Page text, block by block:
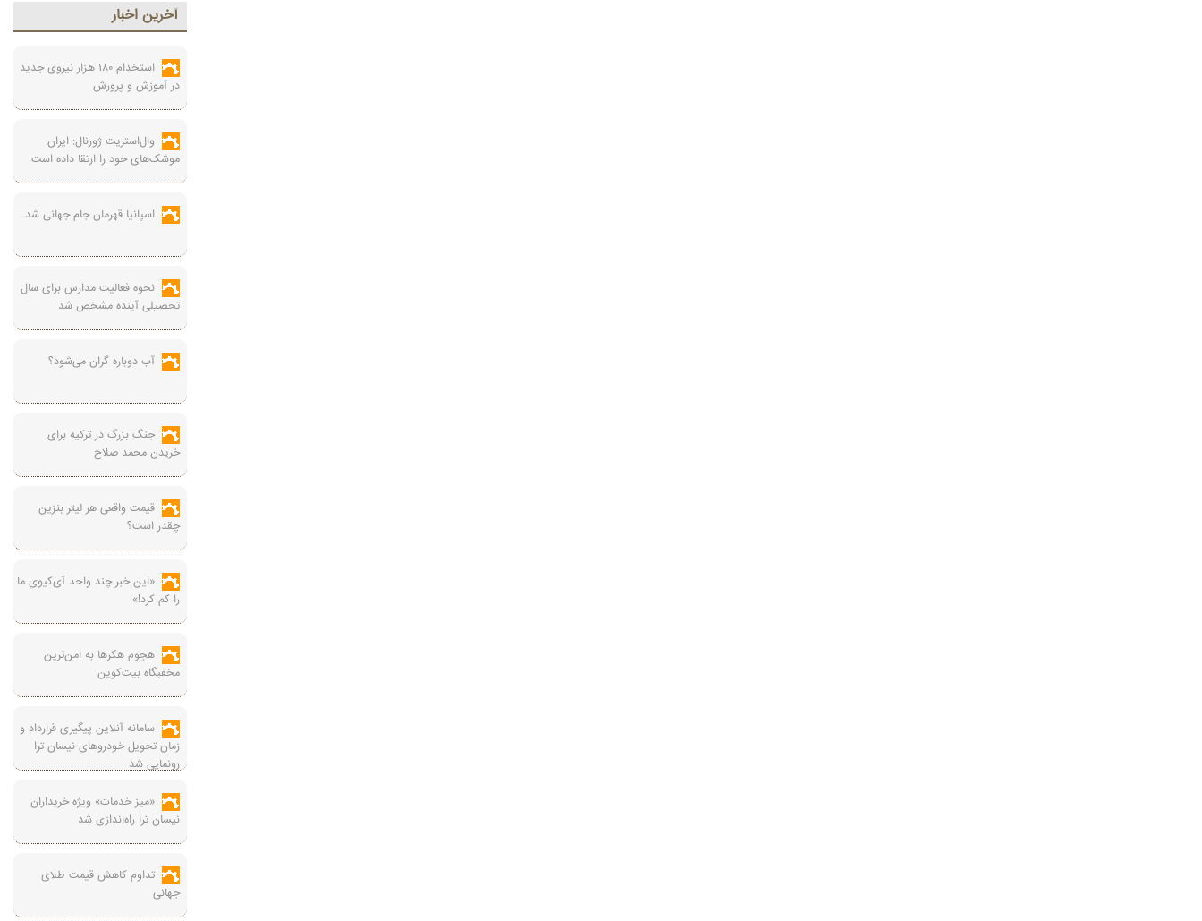
آخرين اخبار
استخدام ۱۸۰ هزار نیروی جدید
در آموزش‌ و پرورش
وال‌استریت ژورنال: ایران
موشک‌های خود را ارتقا داده است
اسپانیا قهرمان جام جهانی شد
نحوه فعالیت مدارس برای سال
تحصیلی آینده مشخص شد
آب دوباره گران می‌شود؟
جنگ بزرگ در ترکیه برای
خریدن محمد صلاح
قیمت واقعی هر لیتر بنزین
چقدر است؟
«این خبر چند واحد آی‌کیوی ما
را کم کرد!»
هجوم هکرها به امن‌ترین
مخفیگاه بیت‌کوین
سامانه آنلاین پیگیری قرارداد‌ و
زمان تحویل خودرو‌های نیسان ترا
رونمایی شد
«میز خدمات» ویژه خریداران
نیسان ترا راه‌اندازی شد
تداوم کاهش قیمت طلای
جهانی